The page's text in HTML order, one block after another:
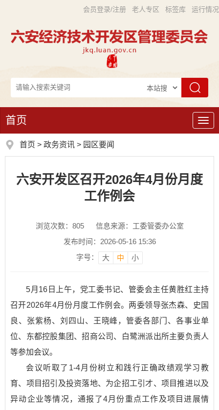
会员登录/注册 老人专区 标签库 运行情况
导
航
首页
首页 > 政务资讯 > 园区要闻
六安开发区召开2026年4月份月度
工作例会
浏览次数： 805
信息来源：工委管委办公室
发布时间：2026-05-16 15:36
字号：
大 中 小
5月16日上午，党工委书记、管委会主任黄胜红主持
召开2026年4月份月度工作例会。两委领导张杰森、史国
良、张紫杨、刘四山、王晓峰，管委各部门、各事业单
位、东都控股集团、招商公司、白鹭洲派出所主要负责人
等参加会议。
会议听取了1-4月份树立和践行正确政绩观学习教
育、项目招引及投资落地、为企招工引才、项目推进以及
异动企业等情况，通报了4月份重点工作及项目进展情